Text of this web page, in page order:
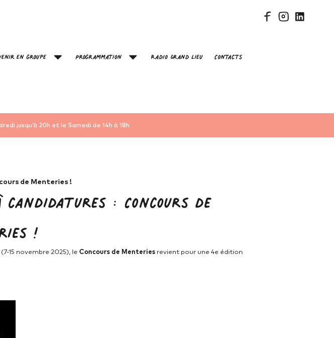
en groupe Programmation Radio Grand Lieu Contacts
jusqu’à 20h et le Samedi de 14h à 18h
de Menteries !
candidatures : Concours de
!
15 novembre 2025), le Concours de Menteries revient pour une 4e édition